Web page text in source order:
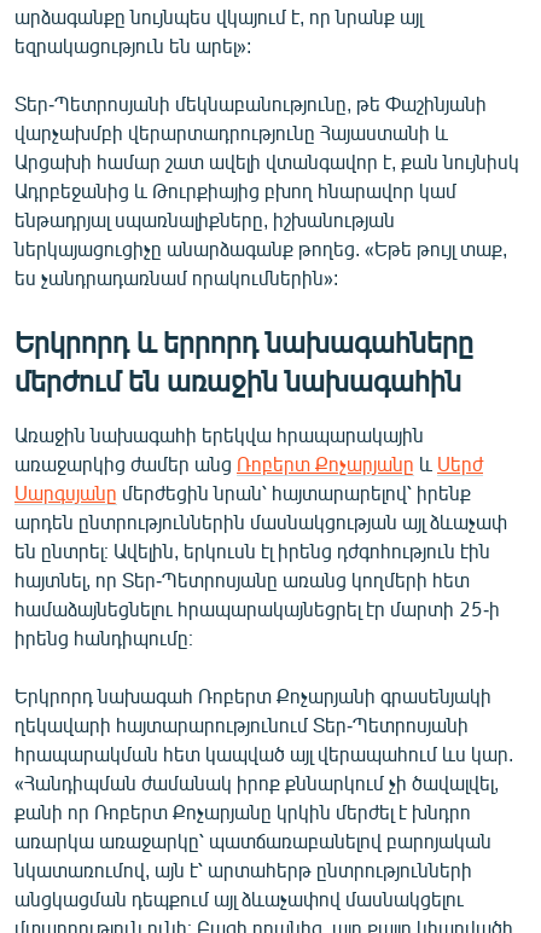
արձագանքը նույնպես վկայում է, որ նրանք այլ
եզրակացություն են արել»:
Տեր-Պետրոսյանի մեկնաբանությունը, թե Փաշինյանի
վարչախմբի վերարտադրությունը Հայաստանի և
Արցախի համար շատ ավելի վտանգավոր է, քան նույնիսկ
Ադրբեջանից և Թուրքիայից բխող հնարավոր կամ
ենթադրյալ սպառնալիքները, իշխանության
ներկայացուցիչը անարձագանք թողեց. «Եթե թույլ տաք,
ես չանդրադառնամ որակումներին»:
Երկրորդ և երրորդ նախագահները
մերժում են առաջին նախագահին
Առաջին նախագահի երեկվա հրապարակային
առաջարկից ժամեր անց Ռոբերտ Քոչարյանը և Սերժ
Սարգսյանը մերժեցին նրան՝ հայտարարելով՝ իրենք
արդեն ընտրություններին մասնակցության այլ ձևաչափ
են ընտրել։ Ավելին, երկուսն էլ իրենց դժգոհություն էին
հայտնել, որ Տեր-Պետրոսյանը առանց կողմերի հետ
համաձայնեցնելու հրապարակայնեցրել էր մարտի 25-ի
իրենց հանդիպումը։
Երկրորդ նախագահ Ռոբերտ Քոչարյանի գրասենյակի
ղեկավարի հայտարարությունում Տեր-Պետրոսյանի
հրապարակման հետ կապված այլ վերապահում ևս կար.
«Հանդիպման ժամանակ իրոք քննարկում չի ծավալվել,
քանի որ Ռոբերտ Քոչարյանը կրկին մերժել է խնդրո
առարկա առաջարկը՝ պատճառաբանելով բարոյական
նկատառումով, այն է՝ արտահերթ ընտրությունների
անցկացման դեպքում այլ ձևաչափով մասնակցելու
մտադրություն ունի։ Բացի դրանից, այդ քայլը կհարվածի